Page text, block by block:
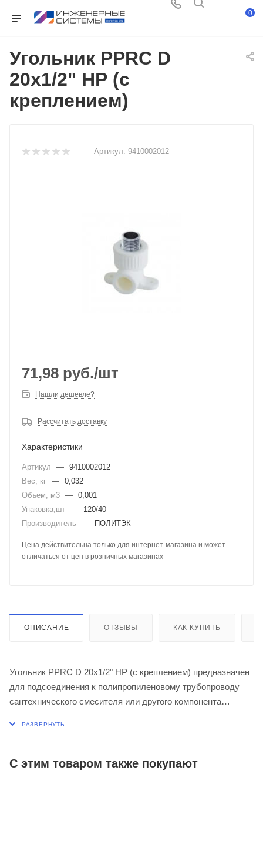
0
Угольник PPRC D
20х1/2" НР (с
креплением)
Артикул: 9410002012
71,98 руб./шт
Нашли дешевле?
Рассчитать доставку
Характеристики
Артикул — 9410002012
Вес, кг — 0,032
Объем, м3 — 0,001
Упаковка,шт —
120/40
Производитель
— ПОЛИТЭК
Цена действительна только для интернет-магазина и может
отличаться от цен в розничных магазинах
ОПИСАНИЕ ОТЗЫВЫ КАК КУПИТЬ
Угольник PPRC D 20х1/2" НР (с креплением) предназначен
для подсоединения к полипропиленовому трубопроводу
сантехнического смесителя или другого компонента
полипропиленового трубопровода осуществляется
С этим товаром также покупают